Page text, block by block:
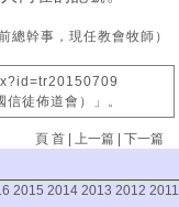
總幹事，現任教會牧師）
徒佈道會）」。
頁 首 |上一篇 |下一篇
2015 2014 2013 2012 2011